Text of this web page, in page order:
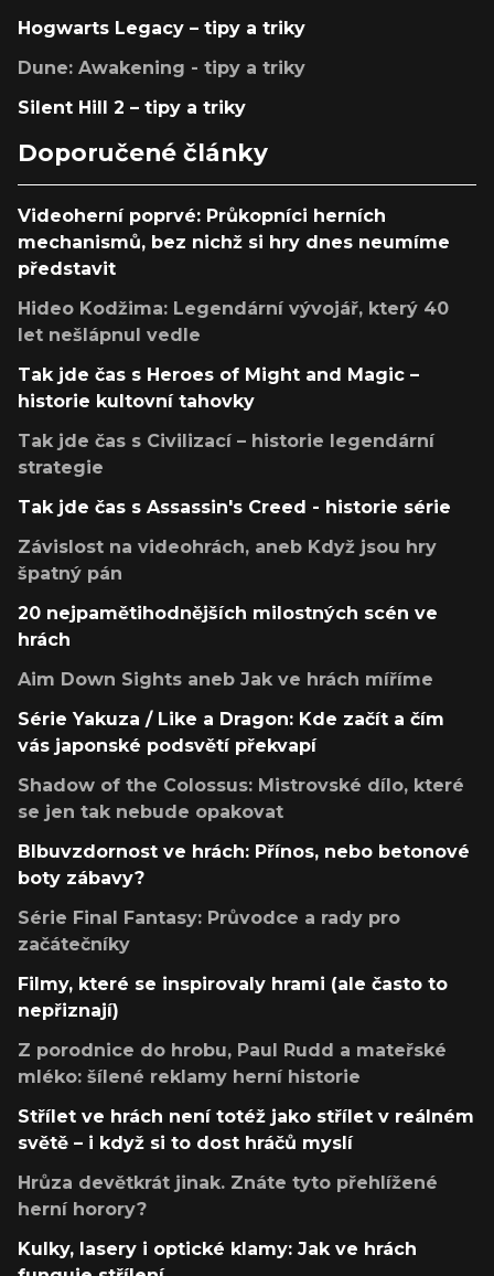
Hogwarts Legacy – tipy a triky
Dune: Awakening - tipy a triky
Silent Hill 2 – tipy a triky
Doporučené články
Videoherní poprvé: Průkopníci herních
mechanismů, bez nichž si hry dnes neumíme
představit
Hideo Kodžima: Legendární vývojář, který 40
let nešlápnul vedle
Tak jde čas s Heroes of Might and Magic –
historie kultovní tahovky
Tak jde čas s Civilizací – historie legendární
strategie
Tak jde čas s Assassin's Creed - historie série
Závislost na videohrách, aneb Když jsou hry
špatný pán
20 nejpamětihodnějších milostných scén ve
hrách
Aim Down Sights aneb Jak ve hrách míříme
Série Yakuza / Like a Dragon: Kde začít a čím
vás japonské podsvětí překvapí
Shadow of the Colossus: Mistrovské dílo, které
se jen tak nebude opakovat
Blbuvzdornost ve hrách: Přínos, nebo betonové
boty zábavy?
Série Final Fantasy: Průvodce a rady pro
začátečníky
Filmy, které se inspirovaly hrami (ale často to
nepřiznají)
Z porodnice do hrobu, Paul Rudd a mateřské
mléko: šílené reklamy herní historie
Střílet ve hrách není totéž jako střílet v reálném
světě – i když si to dost hráčů myslí
Hrůza devětkrát jinak. Znáte tyto přehlížené
herní horory?
Kulky, lasery i optické klamy: Jak ve hrách